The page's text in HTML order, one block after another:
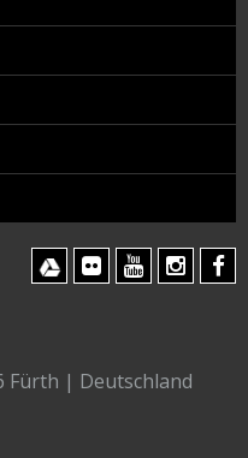
Fürth | Deutschland